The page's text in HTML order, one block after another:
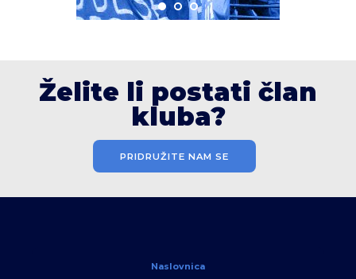
Želite li postati član
kluba?
PRIDRUŽITE NAM SE
Naslovnica